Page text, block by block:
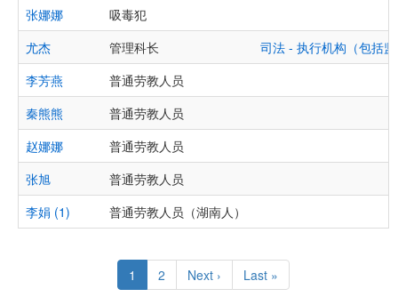
张娜娜
吸毒犯
尤杰
管理科长
司法 - 执行机构（包括
李芳燕
普通劳教人员
秦熊熊
普通劳教人员
赵娜娜
普通劳教人员
张旭
普通劳教人员
李娟 (1)
普通劳教人员（湖南人）
Current
page
1 Page
2
Next
page
Next ›
Last
page
Last »